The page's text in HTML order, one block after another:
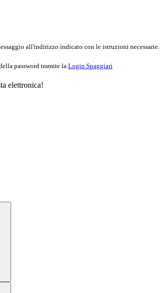
all'indirizzo indicato con le istruzioni necessarie.
password tramite la Login Spaggiari
elettronica!